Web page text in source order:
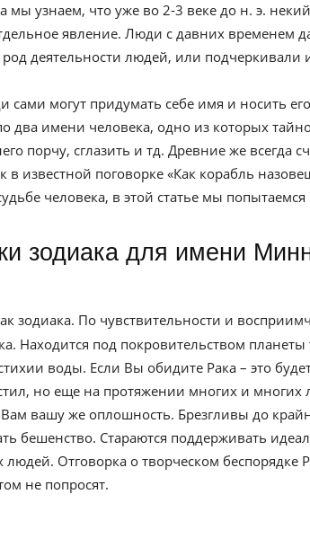
мы узнаем, что уже во 2-3 веке до н. э.
явление. Люди с давних временем
деятельности людей, или подчеркивали
сами могут придумать себе имя и носить
два имени человека, одно из которых
порчу, сглазить и тд. Древние же всегда
в известной поговорке «Как корабль
человека, в этой статье мы
зодиака для имени
зодиака. По чувствительности и
Находится под покровительством
воды. Если Вы обидите Рака – это
но еще на протяжении многих и многих
вашу же оплошность. Брезгливы до
бешенство. Стараются поддерживать
Отговорка о творческом беспорядке
не попросят.